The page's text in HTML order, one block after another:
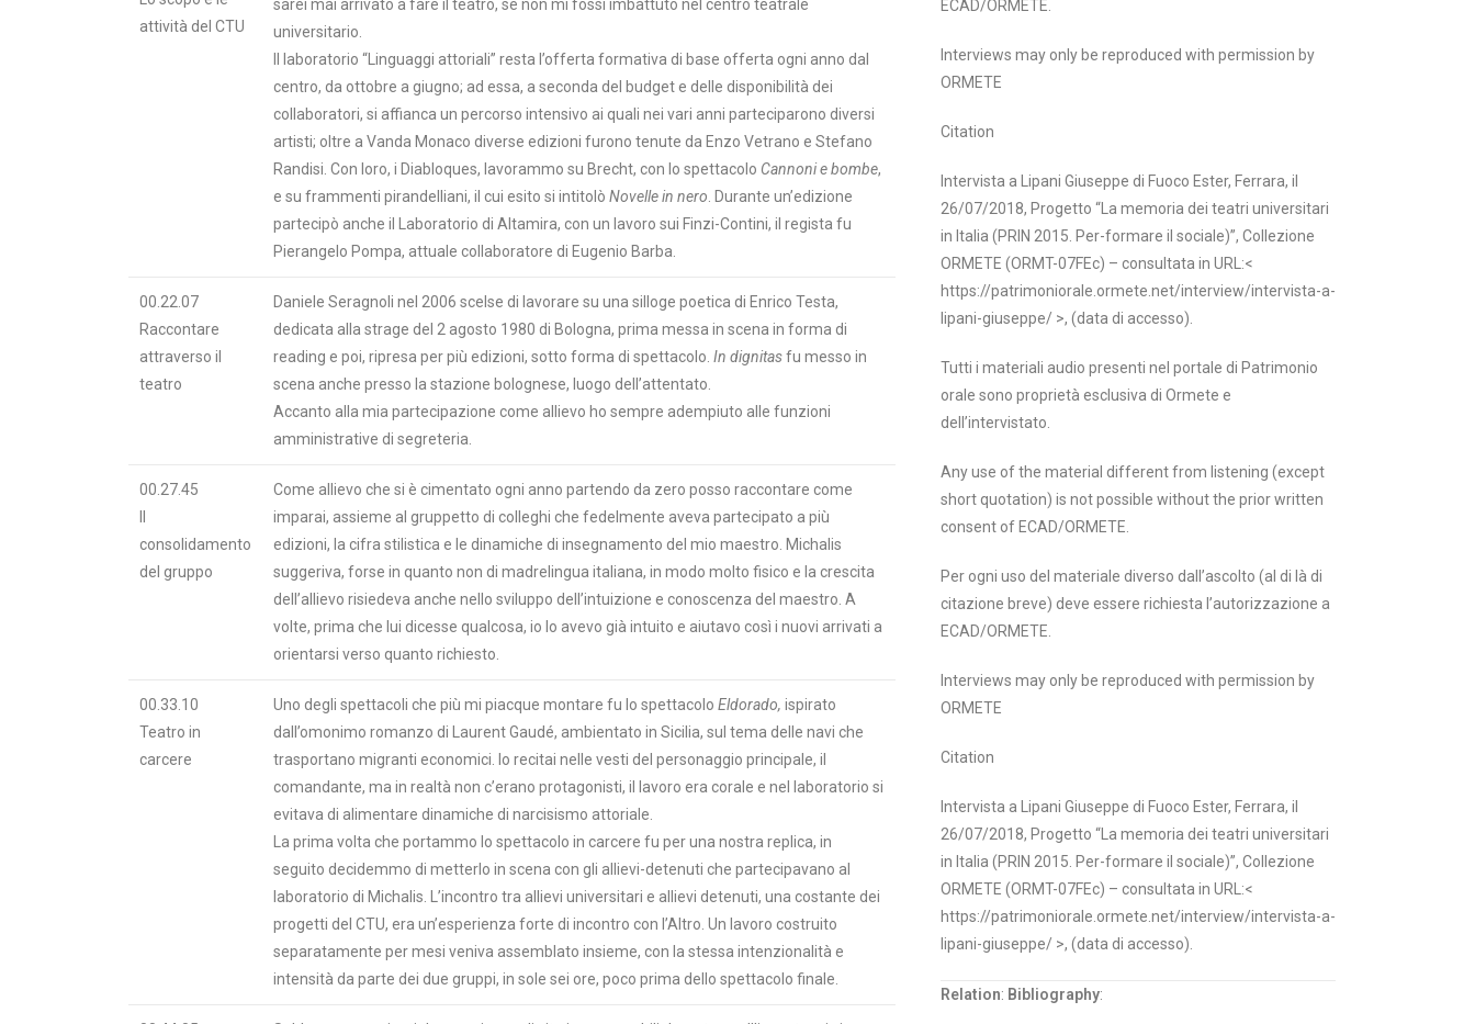
attività del CTU
sarei mai arrivato a fare il teatro, se non mi fossi imbattuto nel centro teatrale
universitario.
Il laboratorio “Linguaggi attoriali” resta l’offerta formativa di base offerta ogni anno dal
centro, da ottobre a giugno; ad essa, a seconda del budget e delle disponibilità dei
collaboratori, si affianca un percorso intensivo ai quali nei vari anni parteciparono diversi
artisti; oltre a Vanda Monaco diverse edizioni furono tenute da Enzo Vetrano e Stefano
Randisi. Con loro, i Diabloques, lavorammo su Brecht, con lo spettacolo Cannoni e bombe,
e su frammenti pirandelliani, il cui esito si intitolò Novelle in nero . Durante un’edizione
partecipò anche il Laboratorio di Altamira, con un lavoro sui Finzi-Contini, il regista fu
Pierangelo Pompa, attuale collaboratore di Eugenio Barba.
00.22.07
Raccontare
attraverso il
teatro
Daniele Seragnoli nel 2006 scelse di lavorare su una silloge poetica di Enrico Testa,
dedicata alla strage del 2 agosto 1980 di Bologna, prima messa in scena in forma di
reading e poi, ripresa per più edizioni, sotto forma di spettacolo. In dignitasfu messo in
scena anche presso la stazione bolognese, luogo dell’attentato.
Accanto alla mia partecipazione come allievo ho sempre adempiuto alle funzioni
amministrative di segreteria.
00.27.45
consolidamento
del gruppo
Come allievo che si è cimentato ogni anno partendo da zero posso raccontare come
imparai, assieme al gruppetto di colleghi che fedelmente aveva partecipato a più
edizioni, la cifra stilistica e le dinamiche di insegnamento del mio maestro. Michalis
suggeriva, forse in quanto non di madrelingua italiana, in modo molto fisico e la crescita
dell’allievo risiedeva anche nello sviluppo dell’intuizione e conoscenza del maestro. A
volte, prima che lui dicesse qualcosa, io lo avevo già intuito e aiutavo così i nuovi arrivati a
orientarsi verso quanto richiesto.
00.33.10
Teatro in
carcere
Uno degli spettacoli che più mi piacque montare fu lo spettacolo Eldorado, ispirato
dall’omonimo romanzo di Laurent Gaudé, ambientato in Sicilia, sul tema delle navi che
trasportano migranti economici. Io recitai nelle vesti del personaggio principale, il
comandante, ma in realtà non c’erano protagonisti, il lavoro era corale e nel laboratorio si
evitava di alimentare dinamiche di narcisismo attoriale.
La prima volta che portammo lo spettacolo in carcere fu per una nostra replica, in
seguito decidemmo di metterlo in scena con gli allievi-detenuti che partecipavano al
laboratorio di Michalis. L’incontro tra allievi universitari e allievi detenuti, una costante dei
progetti del CTU, era un’esperienza forte di incontro con l’Altro. Un lavoro costruito
separatamente per mesi veniva assemblato insieme, con la stessa intenzionalità e
intensità da parte dei due gruppi, in sole sei ore, poco prima dello spettacolo finale.
ECAD/ORMETE.
Interviews may only be reproduced with permission by
ORMETE
Citation
Intervista a Lipani Giuseppe di Fuoco Ester, Ferrara, il
26/07/2018, Progetto “La memoria dei teatri universitari
in Italia (PRIN 2015. Per-formare il sociale)”, Collezione
ORMETE (ORMT-07FEc) – consultata in URL:<
https://patrimoniorale.ormete.net/interview/intervista-a-
lipani-giuseppe/ >, (data di accesso).
Tutti i materiali audio presenti nel portale di Patrimonio
orale sono proprietà esclusiva di Ormete e
dell’intervistato.
Any use of the material different from listening (except
short quotation) is not possible without the prior written
consent of ECAD/ORMETE.
Per ogni uso del materiale diverso dall’ascolto (al di là di
citazione breve) deve essere richiesta l’autorizzazione a
ECAD/ORMETE.
Interviews may only be reproduced with permission by
ORMETE
Citation
Intervista a Lipani Giuseppe di Fuoco Ester, Ferrara, il
26/07/2018, Progetto “La memoria dei teatri universitari
in Italia (PRIN 2015. Per-formare il sociale)”, Collezione
ORMETE (ORMT-07FEc) – consultata in URL:<
https://patrimoniorale.ormete.net/interview/intervista-a-
lipani-giuseppe/ >, (data di accesso).
Relation: Bibliography: